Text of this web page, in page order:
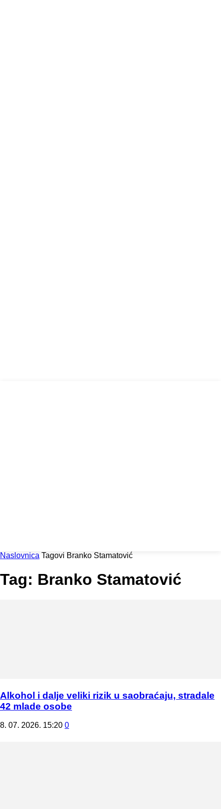
Naslovnica Tagovi Branko Stamatović
Tag: Branko Stamatović
Alkohol i dalje veliki rizik u saobraćaju, stradale
42 mlade osobe
8. 07. 2026. 15:20 0